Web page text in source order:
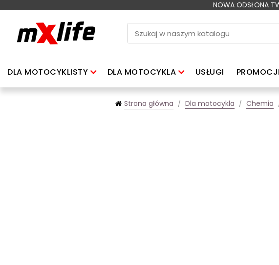
NOWA ODSŁONA
DLA MOTOCYKLISTY DLA MOTOCYKLA USŁUGI
Strona główna Dla motocykla Chemia